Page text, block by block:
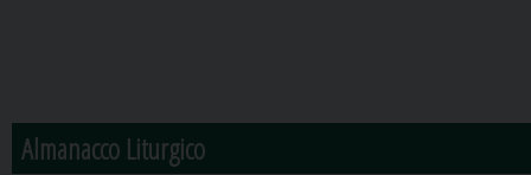
Almanacco Liturgico